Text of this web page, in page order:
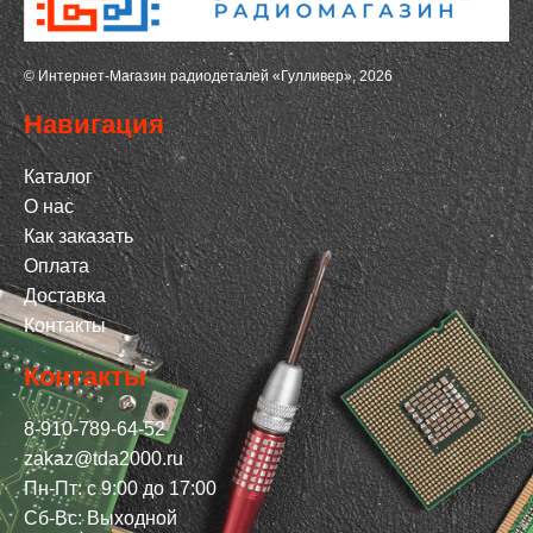
© Интернет-Магазин радиодеталей «Гулливер», 2026
Навигация
Каталог
О нас
Как заказать
Оплата
Доставка
Контакты
Контакты
8-910-789-64-52
zakaz@tda2000.ru
Пн-Пт: с 9:00 до 17:00
Сб-Вс: Выходной